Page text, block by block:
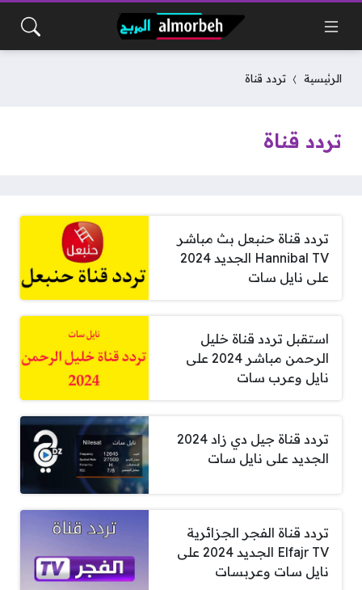
الرئيسية تردد قناة
تردد قناة
تردد قناة حنبعل بث مباشر
Hannibal TV الجديد 2024
على نايل سات
استقبل تردد قناة خليل
الرحمن مباشر 2024 على
نايل وعرب سات
تردد قناة جيل دي زاد 2024
الجديد على نايل سات
تردد قناة الفجر الجزائرية
Elfajr TV الجديد 2024 على
نايل سات وعربسات